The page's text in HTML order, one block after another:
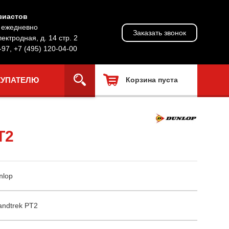
д. 14 стр. 2
+7 (495) 120-04-00
Заказать звонок
Корзина пуста
PT2